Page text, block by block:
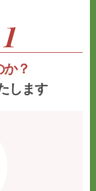
？
します